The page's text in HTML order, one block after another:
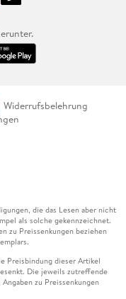
Widerrufsbelehrung
die das Lesen aber nicht
als solche gekennzeichnet.
zu Preissenkungen beziehen
Preisbindung dieser Artikel
Die jeweils zutreffende
zu Preissenkungen